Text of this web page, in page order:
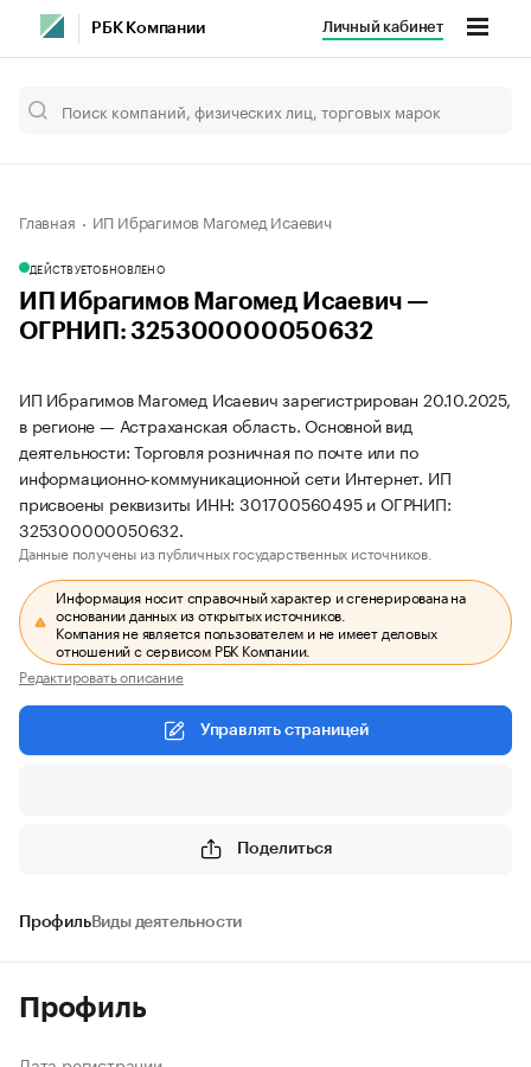
РБК Компании Личный кабинет
Главная ИП Ибрагимов Магомед Исаевич
ДЕЙСТВУЕТОБНОВЛЕНО
ИП Ибрагимов Магомед Исаевич —
ОГРНИП: 325300000050632
ИП Ибрагимов Магомед Исаевич зарегистрирован 20.10.2025,
в регионе — Астраханская область. Основной вид
деятельности: Торговля розничная по почте или по
информационно-коммуникационной сети Интернет. ИП
присвоены реквизиты ИНН: 301700560495 и ОГРНИП:
325300000050632.
Данные получены из публичных государственных источников.
Информация носит справочный характер и сгенерирована на
основании данных из открытых источников.
Компания не является пользователем и не имеет деловых
отношений с сервисом РБК Компании.
Редактировать описание
Управлять страницей
Поделиться
ПрофильВиды деятельности
Профиль